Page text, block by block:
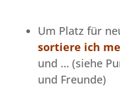
Um Platz für
sortiere ich
und … (siehe
und Freunde)